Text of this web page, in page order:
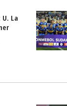
La